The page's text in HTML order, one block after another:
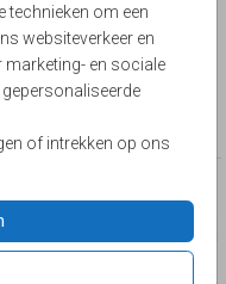
technieken om een
websiteverkeer en
marketing- en sociale
of intrekken op ons
iets voor je